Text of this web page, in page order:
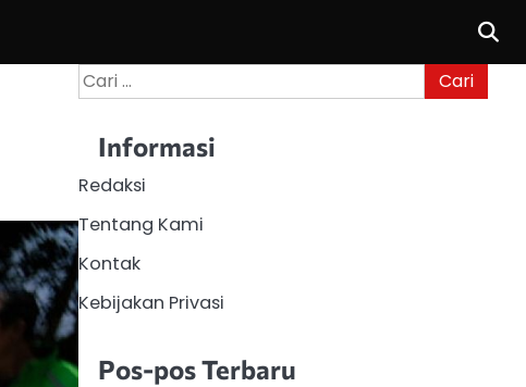
Cari
untuk:
Informasi
Redaksi
Tentang Kami
Kontak
Kebijakan Privasi
Pos-pos Terbaru